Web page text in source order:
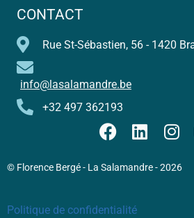
CONTACT
Rue St-Sébastien, 56 - 1420
info@lasalamandre.be
+32 497 362193
© Florence Bergé - La Salamandre - 2026
Politique de confidentialité